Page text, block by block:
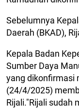
Sebelumnya
Daerah (BKAD),
Kepala Badan
Sumber Daya
yang dikonfirmasi
(24/4/2025)
Rijali."Rijali sudah